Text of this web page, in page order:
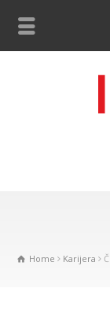
Home Karijera